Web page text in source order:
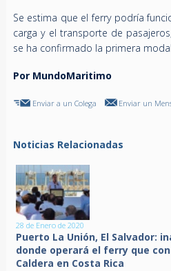
Se estima que el ferry podría
carga y el transporte de
se ha confirmado la primera
Por MundoMaritimo
Enviar a un Colega Enviar un
Noticias Relacionadas
28 de Enero de 2020
Puerto La Unión, El Salvador:
donde operará el ferry que
Caldera en Costa Rica